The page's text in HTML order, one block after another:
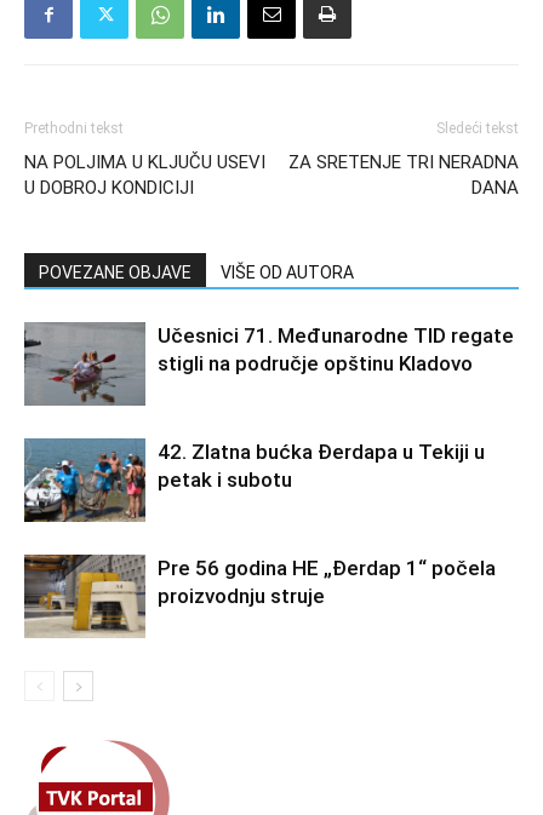
Prethodni tekst
NA POLJIMA U KLJUČU USEVI
U DOBROJ KONDICIJI
Sledeći tekst
ZA SRETENJE TRI NERADNA
DANA
POVEZANE OBJAVE VIŠE OD AUTORA
Učesnici 71. Međunarodne TID regate
stigli na područje opštinu Kladovo
42. Zlatna bućka Đerdapa u Tekiji u
petak i subotu
Pre 56 godina HE „Đerdap 1“ počela
proizvodnju struje